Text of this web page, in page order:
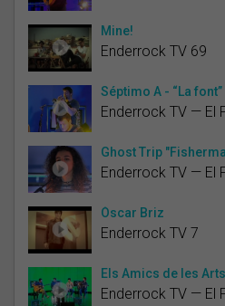
Mine!
Enderrock TV 69
Séptimo A - “La font”
Enderrock TV — El
Ghost Trip
Enderrock TV — El
Òscar Briz
Enderrock TV 7
Els Amics de les
Enderrock TV — El